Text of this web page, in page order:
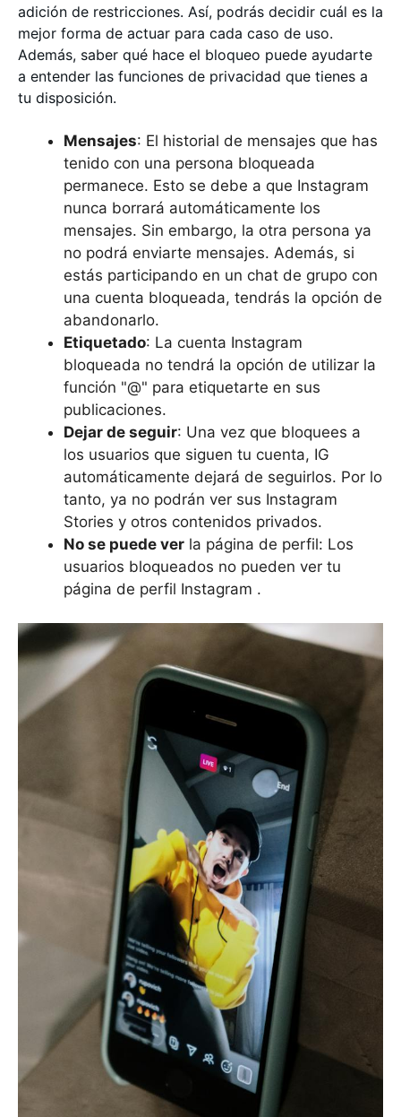
adición de restricciones. Así, podrás decidir cuál es la
mejor forma de actuar para cada caso de uso.
Además, saber qué hace el bloqueo puede ayudarte
a entender las funciones de privacidad que tienes a
tu disposición.
Mensajes: El historial de mensajes que has
tenido con una persona bloqueada
permanece. Esto se debe a que Instagram
nunca borrará automáticamente los
mensajes. Sin embargo, la otra persona ya
no podrá enviarte mensajes. Además, si
estás participando en un chat de grupo con
una cuenta bloqueada, tendrás la opción de
abandonarlo.
Etiquetado: La cuenta Instagram
bloqueada no tendrá la opción de utilizar la
función "@" para etiquetarte en sus
publicaciones.
Dejar de seguir: Una vez que bloquees a
los usuarios que siguen tu cuenta, IG
automáticamente dejará de seguirlos. Por lo
tanto, ya no podrán ver sus Instagram
Stories y otros contenidos privados.
No se puede ver la página de perfil: Los
usuarios bloqueados no pueden ver tu
página de perfil Instagram .